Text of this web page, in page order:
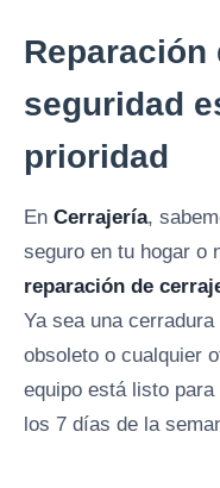
Reparación
seguridad
prioridad
En Cerrajería,
seguro en tu hogar o
reparación de
Ya sea una
obsoleto o cualquier
equipo está listo
los 7 días de la